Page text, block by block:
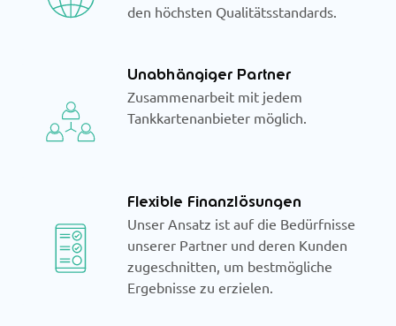
den höchsten Qualitätsstandards.
Unabhängiger Partner
Zusammenarbeit mit jedem
Tankkartenanbieter möglich.
Flexible Finanzlösungen
Unser Ansatz ist auf die Bedürfnisse
unserer Partner und deren Kunden
zugeschnitten, um bestmögliche
Ergebnisse zu erzielen.